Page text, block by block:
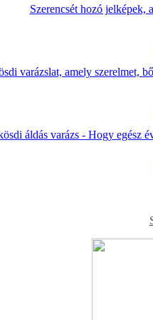
Szerencsét hozó jelképek,
varázslat, amely szerelmet,
áldás varázs - Hogy egész